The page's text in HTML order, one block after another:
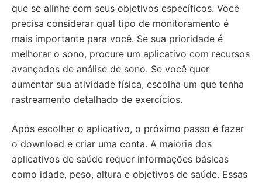
que se alinhe com seus objetivos específicos. Você
precisa considerar qual tipo de monitoramento é
mais importante para você. Se sua prioridade é
melhorar o sono, procure um aplicativo com recursos
avançados de análise de sono. Se você quer
aumentar sua atividade física, escolha um que tenha
rastreamento detalhado de exercícios.
Após escolher o aplicativo, o próximo passo é fazer
o download e criar uma conta. A maioria dos
aplicativos de saúde requer informações básicas
como idade, peso, altura e objetivos de saúde. Essas